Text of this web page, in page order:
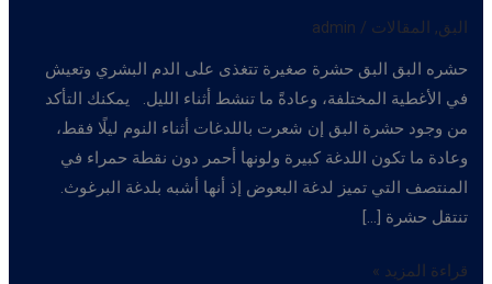
البق, المقالات /
admin
حشره البق البق حشرة صغيرة تتغذى على الدم البشري وتعيش
في الأغطية المختلفة، وعادةً ما تنشط أثناء الليل. يمكنك التأكد
من وجود حشرة البق إن شعرت باللدغات أثناء النوم ليلًا فقط،
وعادة ما تكون اللدغة كبيرة ولونها أحمر دون نقطة حمراء في
المنتصف التي تميز لدغة البعوض إذ أنها أشبه بلدغة البرغوث.
تنتقل حشرة […]
بق
قراءة المزيد »